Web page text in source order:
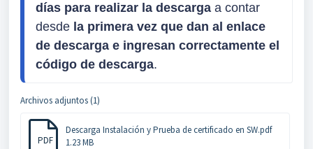
días para realizar la descarga a contar
desde la primera vez que dan al enlace
de descarga e ingresan correctamente el
código de descarga.
Archivos adjuntos (1)
PDF
Descarga Instalación y Prueba de certificado en SW.pdf
1.23 MB